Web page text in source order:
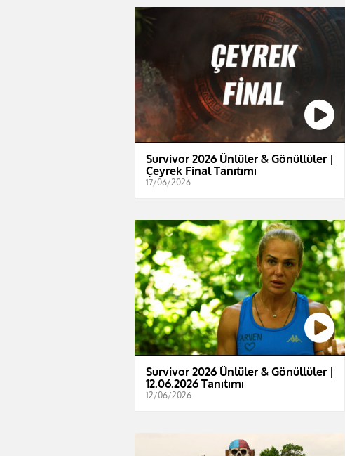
Survivor 2026 Ünlüler & Gönüllüler |
Çeyrek Final Tanıtımı
17/06/2026
Survivor 2026 Ünlüler & Gönüllüler |
12.06.2026 Tanıtımı
12/06/2026